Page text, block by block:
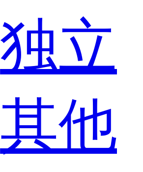
独立
其他